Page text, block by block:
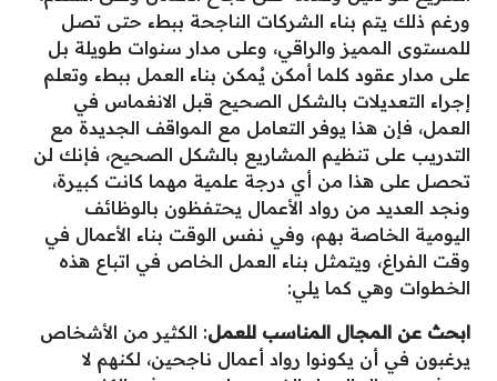
ورغم ذلك يتم بناء الشركات الناجحة ببطء حتى تصل
للمستوى المميز والراقي، وعلى مدار سنوات طويلة بل
على مدار عقود كلما أمكن يُمكن بناء العمل ببطء وتعلم
إجراء التعديلات بالشكل الصحيح قبل الانغماس في
العمل، فإن هذا يوفر التعامل مع المواقف الجديدة مع
التدريب على تنظيم المشاريع بالشكل الصحيح، فإنك لن
تحصل على هذا من أي درجة علمية مهما كانت كبيرة،
ونجد العديد من رواد الأعمال يحتفظون بالوظائف
اليومية الخاصة بهم، وفي نفس الوقت بناء الأعمال في
وقت الفراغ، ويتمثل بناء العمل الخاص في اتباع هذه
الخطوات وهي كما يلي:
ابحث عن المجال المناسب للعمل: الكثير من الأشخاص
يرغبون في أن يكونوا رواد أعمال ناجحين، لكنهم لا